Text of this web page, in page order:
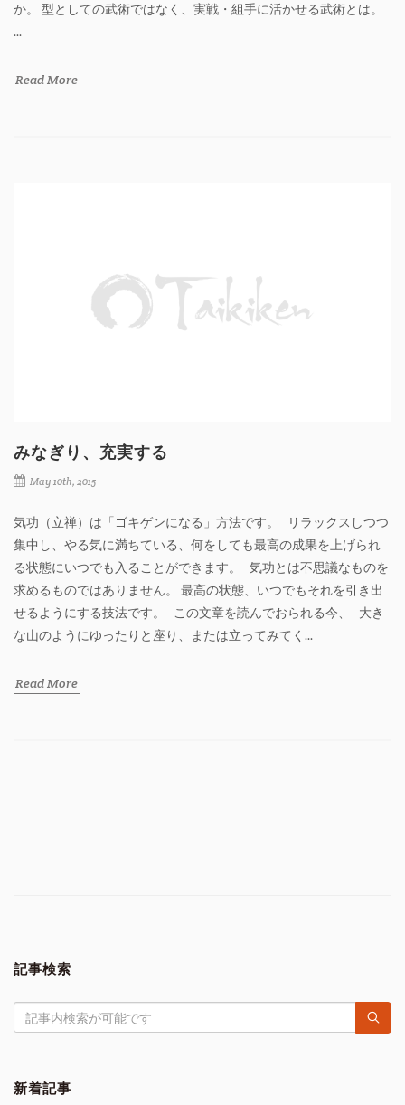
か。 型としての武術ではなく、実戦・組手に活かせる武術とは。
...
Read More
みなぎり、充実する
May 10th, 2015
気功（立禅）は「ゴキゲンになる」方法です。 リラックスしつつ
集中し、やる気に満ちている、何をしても最高の成果を上げられ
る状態にいつでも入ることができます。 気功とは不思議なものを
求めるものではありません。 最高の状態、いつでもそれを引き出
せるようにする技法です。 この文章を読んでおられる今、 大き
な山のようにゆったりと座り、または立ってみてく...
Read More
記事検索
新着記事